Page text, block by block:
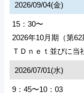
2026/09/04(金)
15：30〜
2026年10月期（第
ＴＤｎｅｔ並びに当
2026/07/01(水)
9：45〜10：03